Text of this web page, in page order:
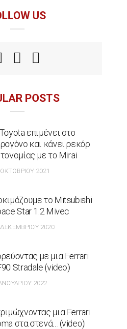
US
POSTS
επιμένει στο
και κάνει ρεκόρ
με το Mirai
2021
το Mitsubishi
Star 1.2 Mivec
ΔΕΚΕΜΒΡΊΟΥ 2020
με μια Ferrari
Stradale (video)
2022
μια Ferrari
στα στενά… (video)